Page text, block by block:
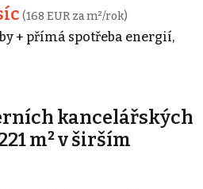
(168 EUR za m²/rok)
+ přímá spotřeba energií,
kancelářských
m² v širším